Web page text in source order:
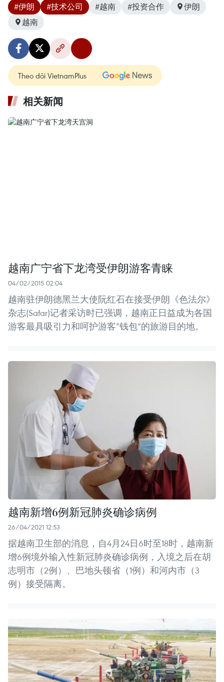
#伊朗 #技术公司 #越南 #投资合作
伊朗
越南
Theo dõi VietnamPlus
相关新闻
越南广宁省下龙湾受伊朗游客青睐
04/02/2015 02:04
越南驻伊朗德黑兰大使阮红石在接受伊朗《色法尔》
杂志(Safar)记者采访时已强调，越南正日益成为各国
游客最具吸引力和呵护游客“钱包”的旅游目的地。
越南新增6例新冠肺炎确诊病例
26/04/2021 12:53
据越南卫生部的消息，自4月24日6时至18时，越南新
增6例境外输入性新冠肺炎确诊病例，入境之后在胡
志明市（2例）、巴地头顿省（1例）和河内市（3
例）接受隔离。